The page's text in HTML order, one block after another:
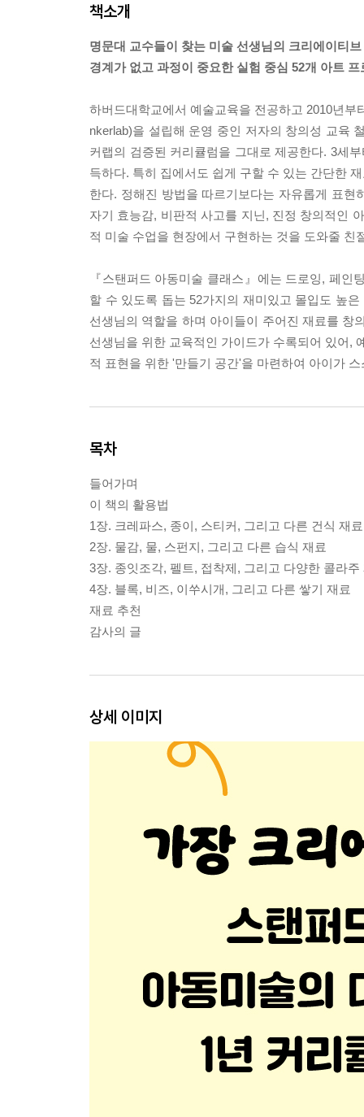
책소개
명문대 교수들이 찾는 미술 선생님의 크리에이티
경계가 없고 과정이 중요한 실험 중심 52개 아트 프
하버드대학교에서 예술교육을 전공하고 2010년
nkerlab)을 설립해 운영 중인 저자의 창의성 교육
커랩의 검증된 커리큘럼을 그대로 제공한다. 3세
득하다. 특히 집에서도 쉽게 구할 수 있는 간단한
한다. 정해진 방법을 따르기보다는 자유롭게 표
자기 효능감, 비판적 사고를 지닌, 진정 창의적인
적 미술 수업을 현장에서 구현하는 것을 도와줄 친
『스탠퍼드 아동미술 클래스』에는 드로잉, 페
할 수 있도록 돕는 52가지의 재미있고 몰입도 높
선생님의 역할을 하며 아이들이 주어진 재료를 창
선생님을 위한 교육적인 가이드가 수록되어 있어,
적 표현을 위한 '만들기 공간'을 마련하여 아이가
목차
들어가며
이 책의 활용법
1장. 크레파스, 종이, 스티커, 그리고 다른 건식 재료
2장. 물감, 물, 스펀지, 그리고 다른 습식 재료
3장. 종잇조각, 펠트, 접착제, 그리고 다양한 콜라주
4장. 블록, 비즈, 이쑤시개, 그리고 다른 쌓기 재료
재료 추천
감사의 글
상세 이미지